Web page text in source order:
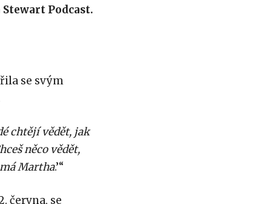
Podcast.
se svým
chtějí vědět, jak
něco vědět,
Martha.’“
června, se